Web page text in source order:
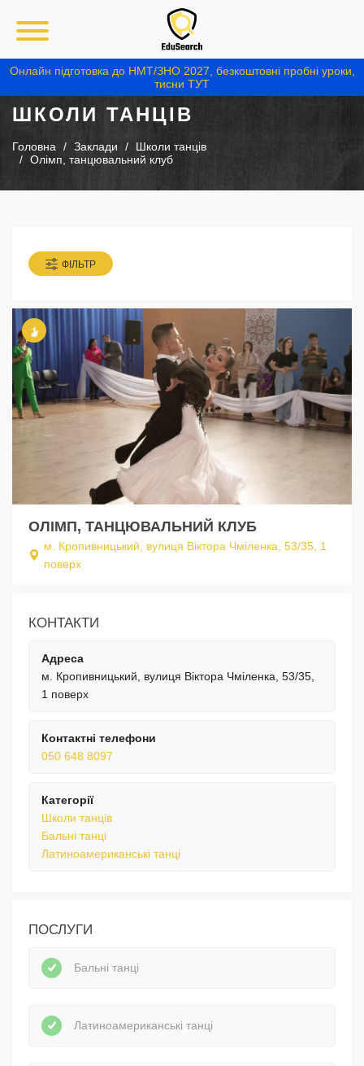
Онлайн підготовка до НМТ/ЗНО 2027, безкоштовні пробні уроки,
тисни ТУТ
ШКОЛИ ТАНЦІВ
Головна Заклади
Школи танців
Олімп, танцювальний клуб
ФІЛЬТР
ОЛІМП, ТАНЦЮВАЛЬНИЙ КЛУБ
м. Кропивницький, вулиця Віктора Чміленка, 53/35, 1
поверх
КОНТАКТИ
Адреса
м. Кропивницький, вулиця Віктора Чміленка, 53/35,
1 поверх
Контактні телефони
050 648 8097
Категорії
Школи танців
Бальні танці
Латиноамериканські танці
ПОСЛУГИ
Бальні танці
Латиноамериканські танці